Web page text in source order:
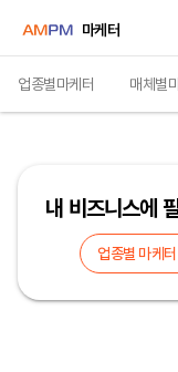
마케터
업종별마케터 매체별
내 비즈니스에
업종별 마케